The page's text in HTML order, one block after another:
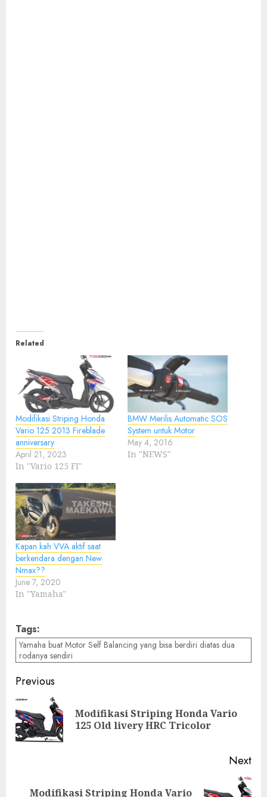
Related
Modifikasi Striping Honda
Vario 125 2013 Fireblade
anniversary
April 21, 2023
In "Vario 125 FI"
BMW Merilis Automatic SOS
System untuk Motor
May 4, 2016
In "NEWS"
Kapan kah VVA aktif saat
berkendara dengan New
Nmax??
June 7, 2020
In "Yamaha"
Tags:
Yamaha buat Motor Self Balancing yang bisa berdiri diatas dua
rodanya sendiri
Post
navigation
Previous
Modifikasi Striping Honda Vario
125 Old livery HRC Tricolor
Next
Modifikasi Striping Honda Vario